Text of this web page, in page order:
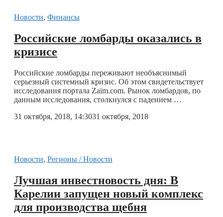
Новости, Финансы
Российские ломбарды оказались в
кризисе
Российские ломбарды переживают необъяснимый
серьезный системный кризис. Об этом свидетельствует
исследования портала Zaim.com. Рынок ломбардов, по
данным исследования, столкнулся с падением …
31 октября, 2018, 14:3031 октября, 2018
Новости, Регионы / Новости
Лучшая инвестновость дня: В
Карелии запущен новый комплекс
для производства щебня